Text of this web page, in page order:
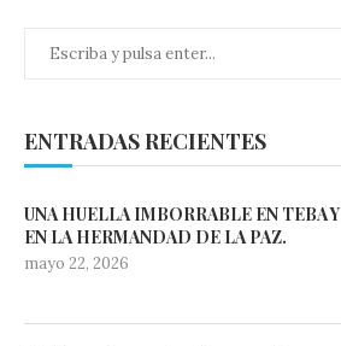
ENTRADAS RECIENTES
UNA HUELLA IMBORRABLE EN TEBA Y
EN LA HERMANDAD DE LA PAZ.
mayo 22, 2026